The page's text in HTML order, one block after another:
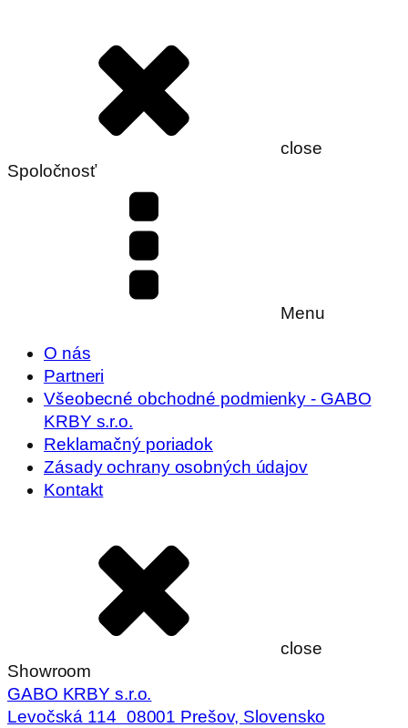
close
Spoločnosť
Menu
O nás
Partneri
Všeobecné obchodné podmienky - GABO
KRBY s.r.o.
Reklamačný poriadok
Zásady ochrany osobných údajov
Kontakt
close
Showroom
GABO KRBY s.r.o.
Levočská 114 08001 Prešov, Slovensko